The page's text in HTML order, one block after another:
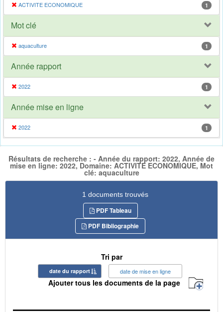
ACTIVITE ECONOMIQUE 1
Mot clé
aquaculture 1
Année rapport
2022 1
Année mise en ligne
2022 1
Résultats de recherche : - Année du rapport: 2022, Année de
mise en ligne: 2022, Domaine: ACTIVITE ECONOMIQUE, Mot
clé: aquaculture
1 documents trouvés
PDF Tableau
PDF Bibliographie
Tri par
date du rapport date de mise en ligne
Ajouter tous les documents de la page